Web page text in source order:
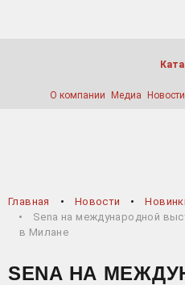
О компании Медиа Новости
Главная Новости
Sena на международной
в Милане
SENA НА